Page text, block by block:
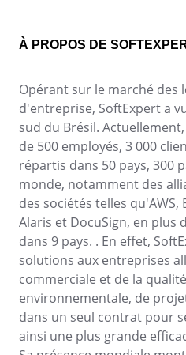
À PROPOS DE
Opérant sur le marché des
d'entreprise, SoftExpert a
sud du Brésil.
de 500 employés, 3 000
répartis dans 50 pays, 300
monde, notamment des
des sociétés telles
Alaris et DocuSign, en plus
dans 9 pays. . En effet,
solutions aux entreprises
commerciale et de la
environnementale, de
dans un seul contrat pour
ainsi une plus grande